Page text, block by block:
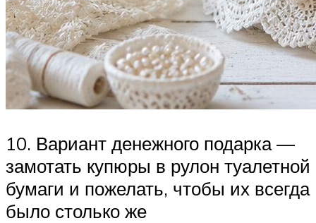
10. Вариант денежного подарка —
замотать купюры в рулон туалетной
бумаги и пожелать, чтобы их всегда
было столько же